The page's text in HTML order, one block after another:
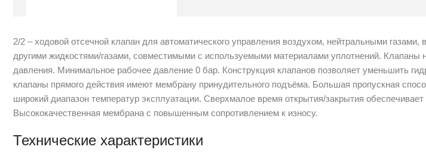
2/2 – ходовой отсечной клапан для автоматического управления воздухом, нейтральными
другими жидкостями/газами, совместимыми с используемыми материалами уплотнений. Клапаны
давления. Минимальное рабочее давление 0 бар. Конструкция клапанов позволяет уменьшить
клапаны прямого действия имеют мембрану принудительного подъёма. Большая пропускная
широкий диапазон температур эксплуатации. Сверхмалое время открытия/закрытия
Высококачественная мембрана с повышенным сопротивлением к износу.
Технические характеристики